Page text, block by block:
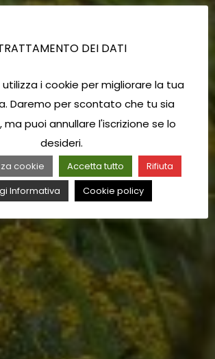
DEI DATI
i cookie per migliorare la tua
Daremo per scontato che tu sia
puoi annullare l'iscrizione se lo
desideri.
cookie Accetta tutto
Rifiuta
Informativa
Cookie policy